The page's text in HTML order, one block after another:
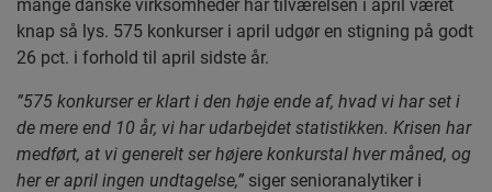
mange danske virksomheder har tilværelsen i april været
knap så lys. 575 konkurser i april udgør en stigning på godt
26 pct. i forhold til april sidste år.
”575 konkurser er klart i den høje ende af, hvad vi har set i
de mere end 10 år, vi har udarbejdet statistikken. Krisen har
medført, at vi generelt ser højere konkurstal hver måned, og
her er april ingen undtagelse,” siger senioranalytiker i